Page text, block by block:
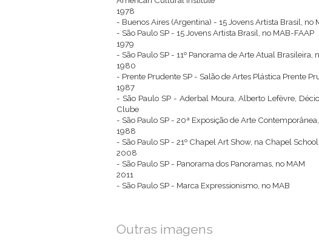
1978
- Buenos Aires (Argentina) - 15 Jovens Artista Brasil, no
- São Paulo SP - 15 Jovens Artista Brasil, no MAB-FAAP
1979
- São Paulo SP - 11º Panorama de Arte Atual Brasileira,
1980
- Prente Prudente SP - Salão de Artes Plástica Prente
1987
- São Paulo SP - Aderbal Moura, Alberto Lefèvre,
Clube
- São Paulo SP - 20ª Exposição de Arte
1988
- São Paulo SP - 21º Chapel Art Show, na Chapel School
2008
- São Paulo SP - Panorama dos Panoramas, no MAM
2011
- São Paulo SP - Marca Expressionismo, no MAB
Outras imagens